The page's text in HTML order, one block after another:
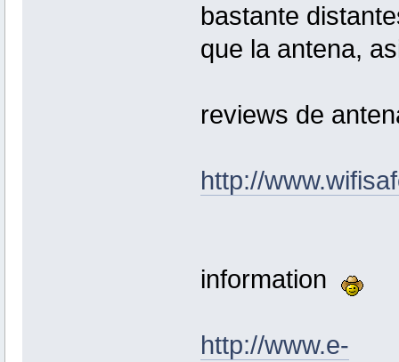
bastante
que la antena,
reviews de
http://
information
http://www.e-